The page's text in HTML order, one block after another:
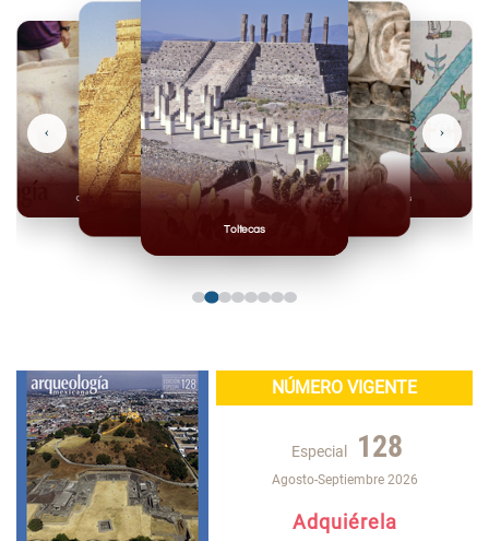
Toltecas
Mexicas
Olmecas
‹ ›
NÚMERO VIGENTE
Especial 128
Agosto-Septiembre 2026
Adquiérela